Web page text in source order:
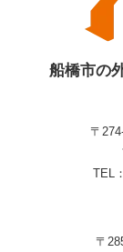
船橋市の
〒
TEL
〒